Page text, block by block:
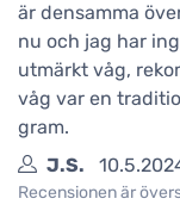
är densamma
nu och jag har
utmärkt våg,
våg var en
gram.
J.S.
Recensionen är